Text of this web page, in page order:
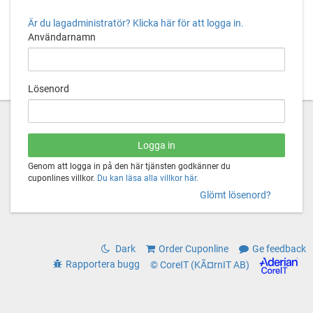
Är du lagadministratör? Klicka här för att logga in.
Användarnamn
Lösenord
Genom att logga in på den här tjänsten godkänner du
cuponlines villkor. Du kan läsa alla villkor här.
Glömt lösenord?
Dark Order Cuponline
Ge feedback
Rapportera bugg
© CoreIT (KÃ¤rnIT AB)